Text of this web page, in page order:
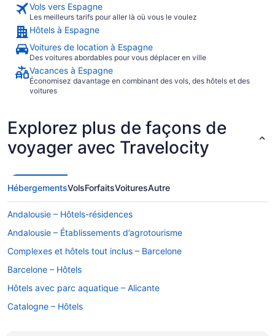
Vols vers Espagne
Les meilleurs tarifs pour aller là où vous le voulez
Hôtels à Espagne
Voitures de location à Espagne
Des voitures abordables pour vous déplacer en ville
Vacances à Espagne
Économisez davantage en combinant des vols, des hôtels et des
voitures
Explorez plus de façons de
voyager avec Travelocity
HébergementsVolsForfaitsVoituresAutre
Andalousie – Hôtels-résidences
Andalousie – Établissements d’agrotourisme
Complexes et hôtels tout inclus – Barcelone
Barcelone – Hôtels
Hôtels avec parc aquatique – Alicante
Catalogne – Hôtels